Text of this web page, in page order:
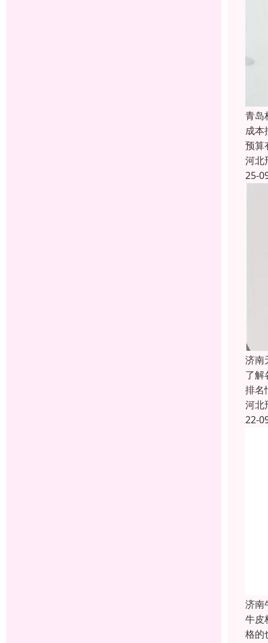
青岛
成本
预算
河北
25-
济南
了解
排名
河北
22-
济南
牛皮
格的